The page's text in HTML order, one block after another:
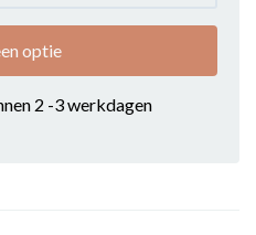
optie
2 -3 werkdagen